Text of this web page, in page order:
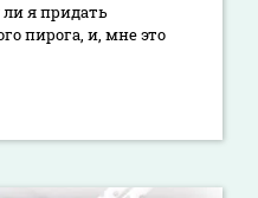
ли я придать
пирога, и, мне это